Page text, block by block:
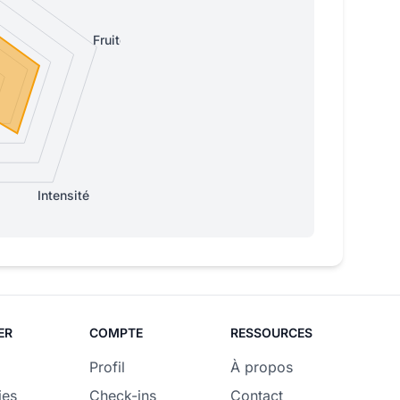
Fruitée
Intensité
COMPTE
Profil
Check-ins
RESSOURCES
À propos
Contact